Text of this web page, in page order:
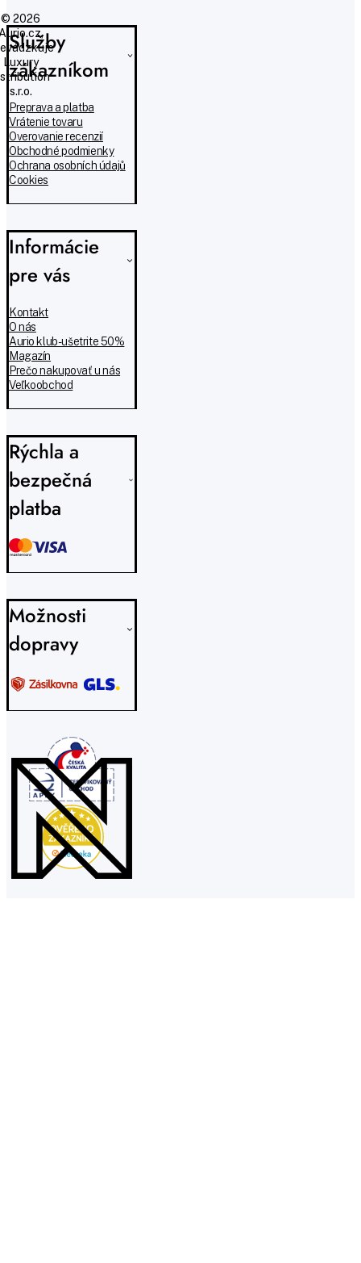
Služby
zákazníkom
Preprava a platba
Vrátenie tovaru
Overovanie recenzií
Obchodné podmienky
Ochrana osobních údajů
Cookies
Informácie
pre vás
Kontakt
O nás
Aurio klub - ušetrite 50%
Magazín
Prečo nakupovať u nás
Veľkoobchod
Rýchla a
bezpečná
platba
Možnosti
dopravy
© 2026
Luxury
s.r.o.